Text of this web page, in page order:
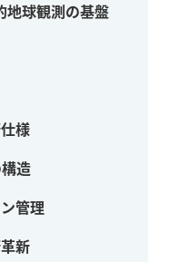
地球観測の基盤
様
造
管理
新